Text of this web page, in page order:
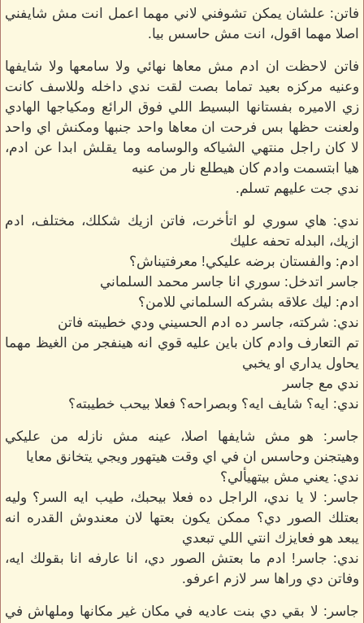
فاتن: علشان يمكن تشوفني لاني مهما اعمل انت مش شايفني
اصلا مهما اقول، انت مش حاسس بيا.
فاتن لاحظت ان ادم مش معاها نهائي ولا سامعها ولا شايفها
وعنيه مركزه بعيد تماما بصت لقت ندي داخله وللاسف كانت
زي الاميره بفستانها البسيط اللي فوق الرائع ومكياجها الهادي
ولعنت حظها بس فرحت ان معاها واحد جنبها ومكنش اي واحد
لا كان راجل منتهي الشياكه والوسامه وما يقلش ابدا عن ادم،
هيا ابتسمت وادم كان هيطلع نار من عنيه
ندي جت عليهم تسلم.
ندي: هاي سوري لو اتأخرت، فاتن ازيك شكلك، مختلف، ادم
ازيك، البدله تحفه عليك
ادم: والفستان برضه عليكي! معرفتيناش؟
جاسر اتدخل: سوري انا جاسر محمد السلماني
ادم: ليك علاقه بشركه السلماني للامن؟
ندي: شركته، جاسر ده ادم الحسيني ودي خطيبته فاتن
تم التعارف وادم كان باين عليه قوي انه هينفجر من الغيظ مهما
يحاول يداري او يخبي
ندي مع جاسر
ندي: ايه؟ شايف ايه؟ وبصراحه؟ فعلا بيحب خطيبته؟
جاسر: هو مش شايفها اصلا، عينه مش نازله من عليكي
وهيتجنن وحاسس ان في اي وقت هيتهور ويجي يتخانق معايا
ندي: يعني مش بيتهيألي؟
جاسر: لا يا ندي، الراجل ده فعلا بيحبك، طيب ايه السر؟ وليه
بعتلك الصور دي؟ ممكن يكون بعتها لان معندوش القدره انه
يبعد هو فعايزك انتي اللي تبعدي
ندي: جاسر! ادم ما بعتش الصور دي، انا عارفه انا بقولك ايه،
وفاتن دي وراها سر لازم اعرفو.
جاسر: لا بقي دي بنت عاديه في مكان غير مكانها وملهاش في